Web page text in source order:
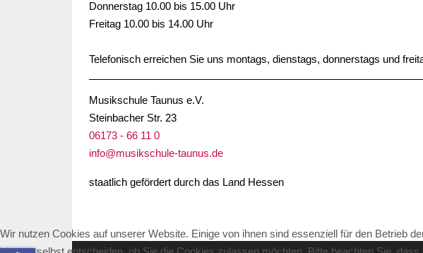
Donnerstag 10.00 bis 15.00 Uhr
Freitag 10.00 bis 14.00 Uhr
Telefonisch erreichen Sie uns montags, dienstags, donnerstags und
Musikschule Taunus e.V.
Steinbacher Str. 23
06173 - 66 11 0
info@musikschule-taunus.de
staatlich gefördert durch das Land Hessen
Wir nutzen Cookies auf unserer Website. Einige von ihnen sind essenziell für den Betrieb